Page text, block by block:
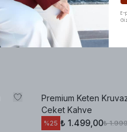
Premium Keten
Ceket Kahve
%25 ₺ 1.499,00₺
E-